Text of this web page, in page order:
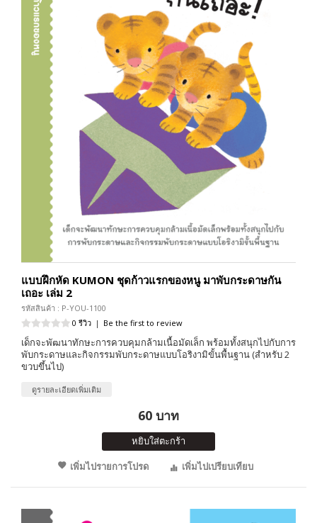
แบบฝึกหัด KUMON ชุดก้าวแรกของหนู มาพับกระดาษกัน
เถอะ เล่ม 2
รหัสสินค้า : P-YOU-1100
0 รีวิว | Be the first to review
เด็กจะพัฒนาทักษะการควบคุมกล้ามเนื้อมัดเล็ก พร้อมทั้งสนุกไปกับการ
พับกระดาษและกิจกรรมพับกระดาษแบบโอริงามิขั้นพื้นฐาน (สำหรับ 2
ขวบขึ้นไป)
ดูรายละเอียดเพิ่มเติม
60 บาท
หยิบใส่ตะกร้า
เพิ่มไปรายการโปรด
เพิ่มไปเปรียบเทียบ